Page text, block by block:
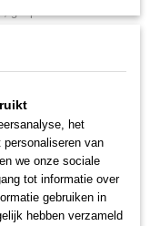
geoptimaliseerd voor
glanzend.
scala aan maten,
het
van
we onze sociale
tot informatie over
gebruiken in
hebben verzameld